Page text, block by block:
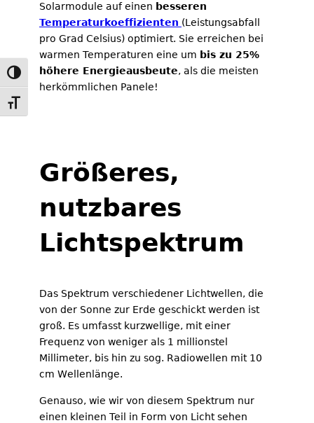
Umschalten auf hohe Kontraste
Schrift vergrößern
Solarmodule auf einen besseren
Temperaturkoeffizienten (Leistungsabfall
pro Grad Celsius) optimiert. Sie erreichen bei
warmen Temperaturen eine um bis zu 25%
höhere Energieausbeute, als die meisten
herkömmlichen Panele!
Größeres,
nutzbares
Lichtspektrum
Das Spektrum verschiedener Lichtwellen, die
von der Sonne zur Erde geschickt werden ist
groß. Es umfasst kurzwellige, mit einer
Frequenz von weniger als 1 millionstel
Millimeter, bis hin zu sog. Radiowellen mit 10
cm Wellenlänge.
Genauso, wie wir von diesem Spektrum nur
einen kleinen Teil in Form von Licht sehen